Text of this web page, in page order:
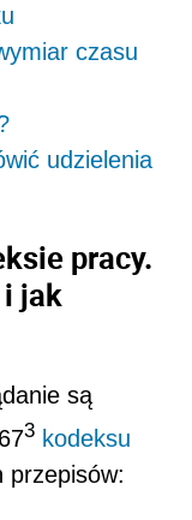
czasu
udzielenia
pracy.
jak
są
3 kodeksu
przepisów: